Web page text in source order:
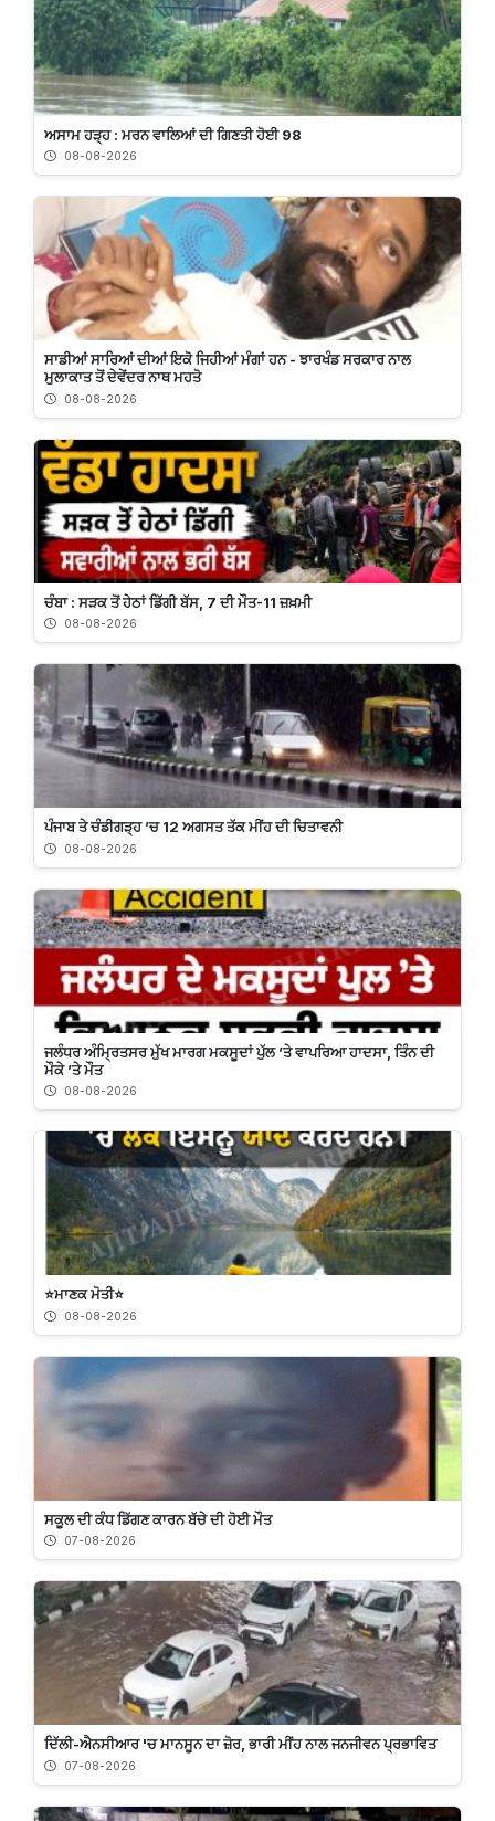
ਅਸਾਮ ਹੜ੍ਹ : ਮਰਨ ਵਾਲਿਆਂ ਦੀ ਗਿਣਤੀ ਹੋਈ 98
08-08-2026
ਸਾਡੀਆਂ ਸਾਰਿਆਂ ਦੀਆਂ ਇਕੋ ਜਿਹੀਆਂ ਮੰਗਾਂ ਹਨ - ਝਾਰਖੰਡ ਸਰਕਾਰ ਨਾਲ
ਮੁਲਾਕਾਤ ਤੋਂ ਦੇਵੇਂਦਰ ਨਾਥ ਮਹਤੋ
08-08-2026
ਚੰਬਾ : ਸੜਕ ਤੋਂ ਹੇਠਾਂ ਡਿੱਗੀ ਬੱਸ, 7 ਦੀ ਮੌਤ-11 ਜ਼ਖ਼ਮੀ
08-08-2026
ਪੰਜਾਬ ਤੇ ਚੰਡੀਗੜ੍ਹ ’ਚ 12 ਅਗਸਤ ਤੱਕ ਮੀਂਹ ਦੀ ਚਿਤਾਵਨੀ
08-08-2026
ਜਲੰਧਰ ਅੰਮ੍ਰਿਤਸਰ ਮੁੱਖ ਮਾਰਗ ਮਕਸੂਦਾਂ ਪੁੱਲ ’ਤੇ ਵਾਪਰਿਆ ਹਾਦਸਾ, ਤਿੰਨ ਦੀ
ਮੌਕੇ ’ਤੇ ਮੌਤ
08-08-2026
⭐️ਮਾਣਕ ਮੋਤੀ⭐️
08-08-2026
ਸਕੂਲ ਦੀ ਕੰਧ ਡਿੱਗਣ ਕਾਰਨ ਬੱਚੇ ਦੀ ਹੋਈ ਮੌਤ
07-08-2026
ਦਿੱਲੀ-ਐਨਸੀਆਰ 'ਚ ਮਾਨਸੂਨ ਦਾ ਜ਼ੋਰ, ਭਾਰੀ ਮੀਂਹ ਨਾਲ ਜਨਜੀਵਨ ਪ੍ਰਭਾਵਿਤ
07-08-2026